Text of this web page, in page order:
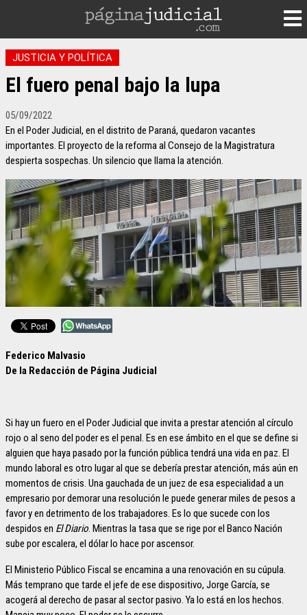
JUSTICIA Y POLÍTICA
El fuero penal bajo la lupa
05/09/2022
En el Poder Judicial, en el distrito de Paraná, quedaron vacantes
importantes. El proyecto de la reforma al Consejo de la Magistratura
despierta sospechas. Un silencio que llama la atención.
Federico Malvasio
De la Redacción de Página Judicial
Si hay un fuero en el Poder Judicial que invita a prestar atención al círculo
rojo o al seno del poder es el penal. Es en ese ámbito en el que se define si
alguien que haya pasado por la función pública tendrá una vida en paz. El
mundo laboral es otro lugar al que se debería prestar atención, más aún en
momentos de crisis. Una gauchada de un juez de esa especialidad a un
empresario por demorar una resolución le puede generar miles de pesos a
favor y en detrimento de los trabajadores. Es lo que sucede con los
despidos en El Diario. Mientras la tasa que se rige por el Banco Nación
sube por escalera, el dólar lo hace por ascensor.
El Ministerio Público Fiscal se encamina a una renovación en su cúpula.
Más temprano que tarde el jefe de ese dispositivo, Jorge García, se
acogerá al derecho de pasar al sector pasivo. Ya lo está en los hechos.